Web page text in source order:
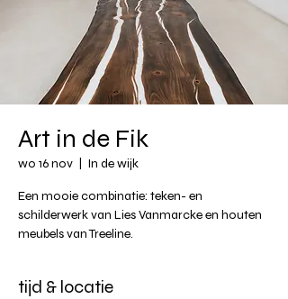
Art in de Fik
wo 16 nov In de wijk
Een mooie combinatie: teken- en
schilderwerk van Lies Vanmarcke en houten
meubels van Treeline.
tijd & locatie